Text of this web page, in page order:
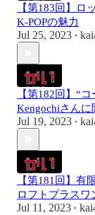
【第183回】ロ
K-POPの魅力
Jul 25, 2023 •
【第182回】“
Kengochiさんに
Jul 19, 2023 •
【第181回】有
ロフトプラスワ
Jul 11, 2023 •